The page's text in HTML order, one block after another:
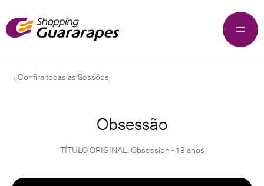
Confira todas as Sessões
Obsessão
TÍTULO ORIGINAL: Obsession - 18 anos